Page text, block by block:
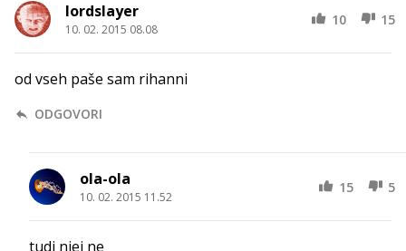
lordslayer
10. 02. 2015 08.08
10 15
od vseh paše sam rihanni
ODGOVORI
ola-ola
10. 02. 2015 11.52
15 5
tudi njej ne